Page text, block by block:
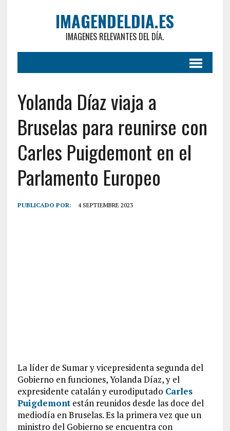
IMAGENDELDIA.ES
IMAGENES RELEVANTES DEL DÍA.
Yolanda Díaz viaja a
Bruselas para reunirse con
Carles Puigdemont en el
Parlamento Europeo
PUBLICADO POR: 4 SEPTIEMBRE 2023
La líder de Sumar y vicepresidenta segunda del
Gobierno en funciones, Yolanda Díaz, y el
expresidente catalán y eurodiputado Carles
Puigdemontestán reunidos desde las doce del
mediodía en Bruselas. Es la primera vez que un
ministro del Gobierno se encuentra con